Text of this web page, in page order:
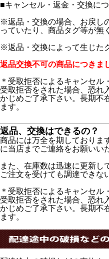
■キャンセル・返金・交換に
※返品・交換の場合、お戻し
っていたり、商品タグ等が無
※返品・交換によって生じた
返品交換不可の商品につきま
＊受取拒否によるキャンセル
受取拒否をされた場合、恐れ
かじめご了承下さい。長期不
ます。
返品、交換はできるの？
商品には万全を期しておりま
に当店までご連絡をお願いい
また、在庫数は迅速に更新し
ご注文を受けても調達できな
＊受取拒否によるキャンセル
受取拒否をされた場合、恐れ
かじめご了承下さい。長期不
ます。